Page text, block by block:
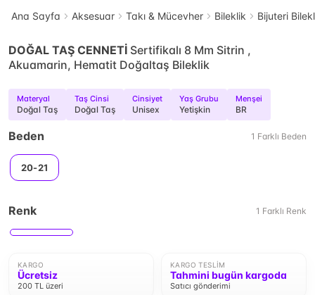
Ana Sayfa Aksesuar Takı & Mücevher Bileklik Bijuteri
DOĞAL TAŞ CENNETİ Sertifikalı 8 Mm Sitrin ,
Akuamarin, Hematit Doğaltaş Bileklik
Materyal
Doğal Taş
Taş Cinsi
Doğal Taş
Cinsiyet
Unisex
Yaş Grubu
Yetişkin
Menşei
BR
Beden 1 Farklı Beden
20-21
Renk 1 Farklı Renk
KARGO
Ücretsiz
200 TL üzeri
KARGO TESLIM
Tahmini bugün kargoda
Satıcı gönderimi